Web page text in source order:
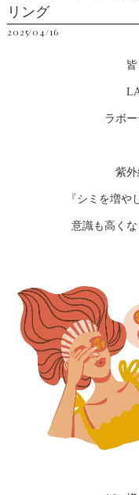
リング
2025/04/16
ラボ
紫
『シミを増や
意識も高く